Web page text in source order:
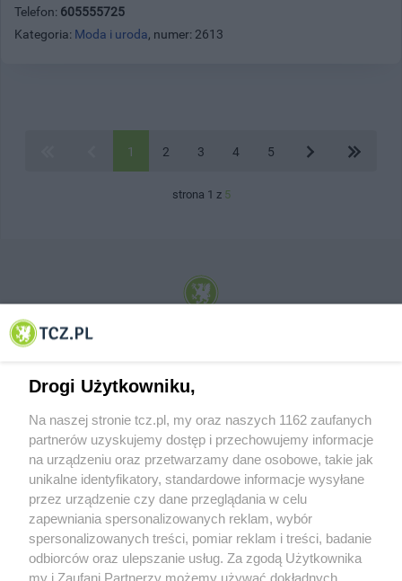
Telefon: 605555725
Kategoria: Moda i uroda, numer: 2613
1 2 3 4 5
strona 1 z 5
© 2001-2026 Tczew - TCZ.PL Sp. z o.o. Internetowy Serwis Informacyjny Miasta
O FIRMIE POLITYKA PRYWATNOŚCI HOSTING
REKLAMA WSPÓŁPRACA RSS FACEBOOK KONTAKT
Drogi Użytkowniku,
Na naszej stronie tcz.pl, my oraz naszych 1162 zaufanych
partnerów uzyskujemy dostęp i przechowujemy informacje
na urządzeniu oraz przetwarzamy dane osobowe, takie jak
unikalne identyfikatory, standardowe informacje wysyłane
przez urządzenie czy dane przeglądania w celu
zapewniania spersonalizowanych reklam, wybór
spersonalizowanych treści, pomiar reklam i treści, badanie
odbiorców oraz ulepszanie usług. Za zgodą Użytkownika
my i Zaufani Partnerzy możemy używać dokładnych